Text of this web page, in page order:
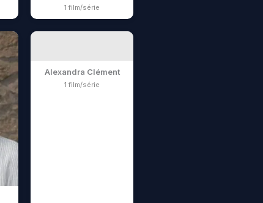
1 film/série
Alexandra Clément
1 film/série